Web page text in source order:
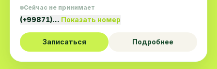
Сейчас не принимает
(+99871)… Показать номер
Записаться Подробнее